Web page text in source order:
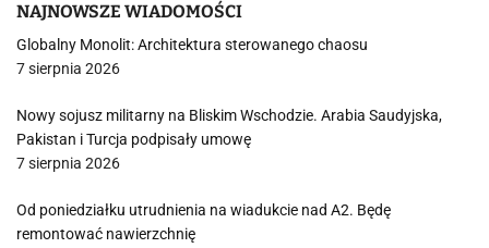
NAJNOWSZE WIADOMOŚCI
Globalny Monolit: Architektura sterowanego chaosu
7 sierpnia 2026
Nowy sojusz militarny na Bliskim Wschodzie. Arabia Saudyjska,
Pakistan i Turcja podpisały umowę
7 sierpnia 2026
Od poniedziałku utrudnienia na wiadukcie nad A2. Będę
remontować nawierzchnię